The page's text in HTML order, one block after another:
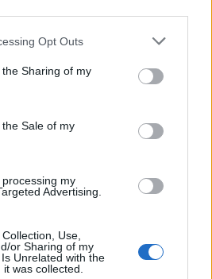
Opt Outs
Sharing of my
Sale of my
my
Advertising.
Use,
or Sharing of my
Unrelated with the
was collected.